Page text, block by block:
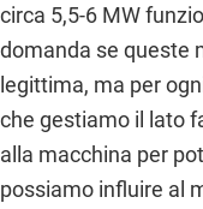
circa 5,5-6 MW
domanda se queste
legittima, ma per
che gestiamo il lato
alla macchina per
possiamo influire al